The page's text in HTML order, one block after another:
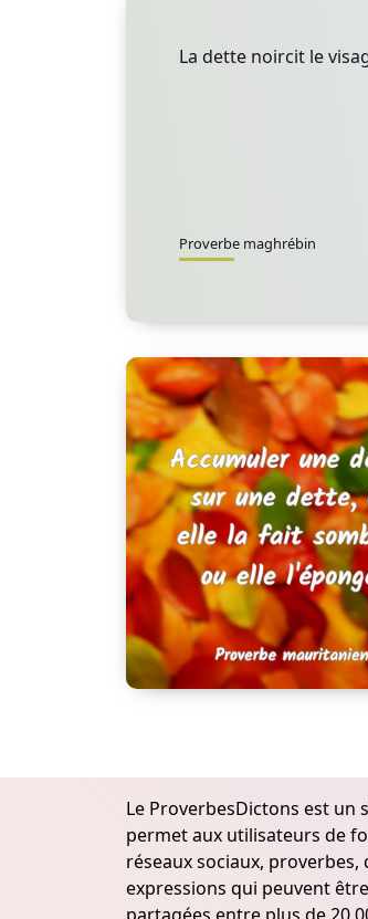
La dette noircit le
Proverbe maghrébin
Le ProverbesDictons est un
permet aux utilisateurs de
réseaux sociaux, proverbes,
expressions qui peuvent